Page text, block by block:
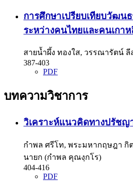
การศึกษาเปรียบเทียบวัฒน
ระหว่างคนไทยและคนเกาห
สายน้ำผึ้ง ทองใส, วรรณารัตน์
387-403
PDF
บทความวิชาการ
วิเคราะห์แนวคิดทางปรัชญ
กำพล ศรีโท, พระมหากฤษฎา
นายก (กำพล คุณงฺกโร)
404-416
PDF